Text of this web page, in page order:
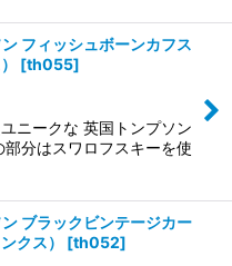
フィッシュボーンカフス
[th055]
ニークな 英国トンプソン
分はスワロフスキーを使
ブラックビンテージカー
クス）
[th052]